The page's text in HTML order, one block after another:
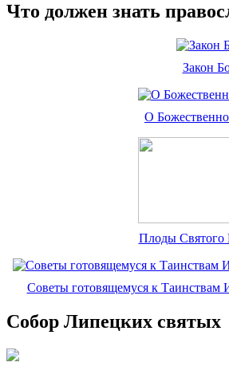
Что должен знать
Закон
О
Плоды Святого
Советы готовящемуся к
Собор Липецких святых